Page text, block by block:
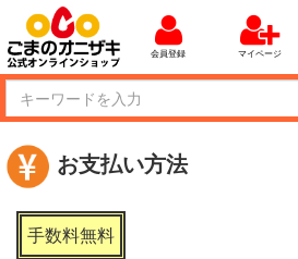
会員登録 マイページ
お支払い方法
手数料無料